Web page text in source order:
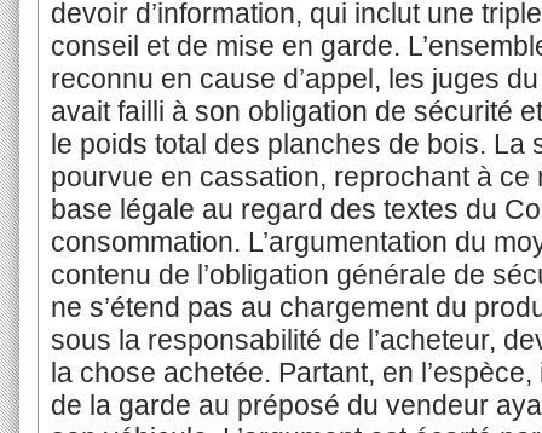
devoir d’information, qui inclut une
conseil et de mise en garde.
reconnu en cause d’appel, les juges
avait failli à son obligation de sécurité
le poids total des planches de bois. La
pourvue en cassation, reprochant à
base légale au regard des textes du
consommation. L’argumentation du
contenu de l’obligation générale de
ne s’étend pas au chargement du
sous la responsabilité de l’acheteur,
la chose achetée. Partant, en
de la garde au préposé du vendeur